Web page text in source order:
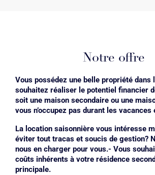
Notre offre
Vous possédez une belle propriété dans
souhaitez réaliser le potentiel financier
soit une maison secondaire ou une
vous n’occupez pas durant les vacances
La location saisonnière vous intéresse
éviter tout tracas et soucis de gestion?
nous en charger pour vous.- Vous
coûts inhérents à votre résidence
principale.